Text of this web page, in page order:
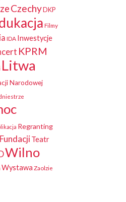
Czechy DKP
Filmy
IDA Inwestycje
KPRM
Litwa
Narodowej
Regranting
Teatr
Wilno
Wystawa Zaolzie